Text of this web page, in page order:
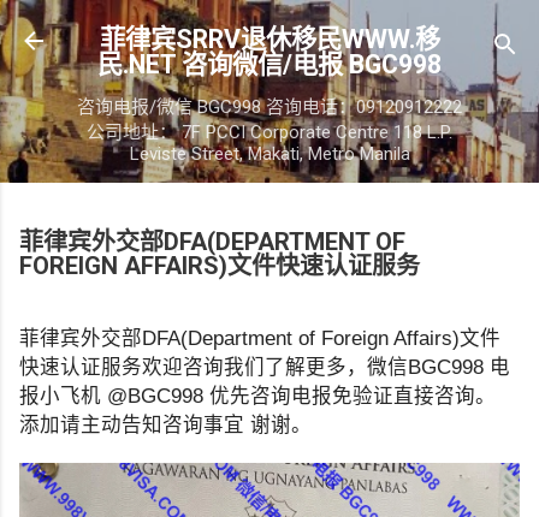
跳至主要内容
菲律宾SRRV退休移民WWW.移
民.NET 咨询微信/电报 BGC998
咨询电报/微信 BGC998 咨询电话：09120912222
公司地址： 7F PCCI Corporate Centre 118 L.P.
Leviste Street, Makati, Metro Manila
菲律宾外交部DFA(DEPARTMENT OF
FOREIGN AFFAIRS)文件快速认证服务
菲律宾外交部DFA(Department of Foreign Affairs)文件
快速认证服务欢迎咨询我们了解更多，微信BGC998 电
报小飞机 @BGC998 优先咨询电报免验证直接咨询。
添加请主动告知咨询事宜 谢谢。